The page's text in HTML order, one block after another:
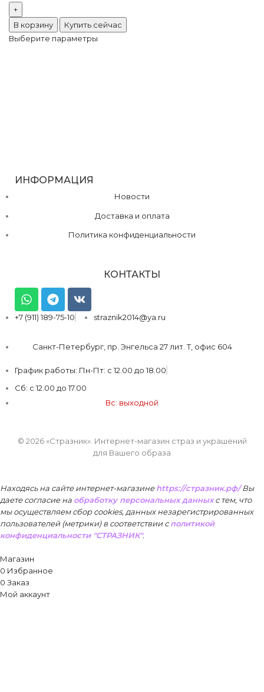
В корзину
Купить сейчас
Выберите параметры
ИНФОРМАЦИЯ
Новости
Доставка и оплата
Политика конфиденциальности
КОНТАКТЫ
+7 (911) 189-75-10 straznik2014@ya.ru
Санкт-Петербург, пр. Энгельса 27 лит. Т, офис 604
График работы: Пн-Пт: с 12.00 до 18.00
Сб: с 12.00 до 17.00
Вс: выходной
© 2026 «Стразник». Интернет-магазин страз и украшений
для Вашего образа
Находясь на сайте интернет-магазинеhttps://стразник.рф/Вы
даете согласие на обработку персональных данныхс тем, что
мы осуществляем сбор cookies, данных незарегистрированных
пользователей (метрики) в соответствиисполитикой
конфиденциальности "СТРАЗНИК".
Магазин
0 Избранное
0 Заказ
Мой аккаунт